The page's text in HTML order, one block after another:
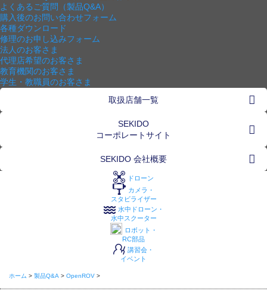
よくあるご質問（製品Q&A）
購入後のお問い合わせフォーム
各種ダウンロード
修理のお申し込みフォーム
法人のお客さま
代理店希望のお客さま
教育機関のお客さま
学生・教職員のお客さま
取扱店舗一覧
SEKIDO
コーポレートサイト
SEKIDO 会社概要
ドローン
カメラ・
スタビライザー
水中ドローン・
水中スクーター
ロボット・
RC部品
講習会・
イベント
ホーム > 製品Q&A > OpenROV >